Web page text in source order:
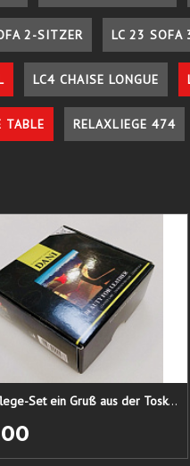
2-SITZER LC 23 SOFA
LC4 CHAISE LONGUE
TABLE RELAXLIEGE 474
Lederpflege-Set ein Gruß aus der Toskana...